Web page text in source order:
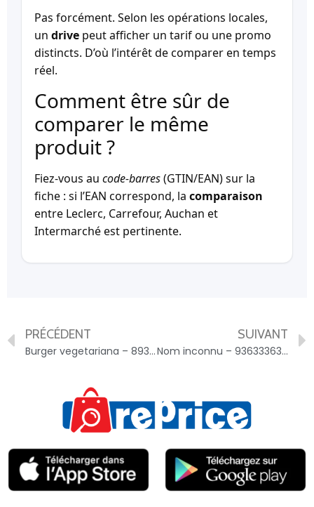
Pas forcément. Selon les opérations locales,
un drive peut afficher un tarif ou une promo
distincts. D’où l’intérêt de comparer en temps
réel.
Comment être sûr de
comparer le même
produit ?
Fiez-vous au code-barres(GTIN/EAN) sur la
fiche : si l’EAN correspond, la comparaison
entre Leclerc, Carrefour, Auchan et
Intermarché est pertinente.
PRÉCÉDENT
Burger vegetariana – 893333700219001319
SUIVANT
Nom inconnu – 9363336336535